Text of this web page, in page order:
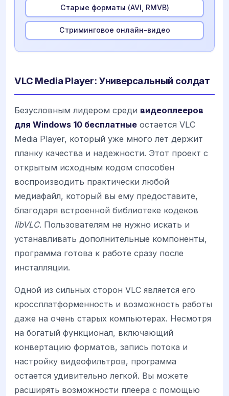
Старые форматы (AVI, RMVB)
Стриминговое онлайн-видео
VLC Media Player: Универсальный солдат
Безусловным лидером среди видеоплееров
для Windows 10 бесплатные остается VLC
Media Player, который уже много лет держит
планку качества и надежности. Этот проект с
открытым исходным кодом способен
воспроизводить практически любой
медиафайл, который вы ему предоставите,
благодаря встроенной библиотеке кодеков
libVLC. Пользователям не нужно искать и
устанавливать дополнительные компоненты,
программа готова к работе сразу после
инсталляции.
Одной из сильных сторон VLC является его
кроссплатформенность и возможность работы
даже на очень старых компьютерах. Несмотря
на богатый функционал, включающий
конвертацию форматов, запись потока и
настройку видеофильтров, программа
остается удивительно легкой. Вы можете
расширять возможности плеера с помощью